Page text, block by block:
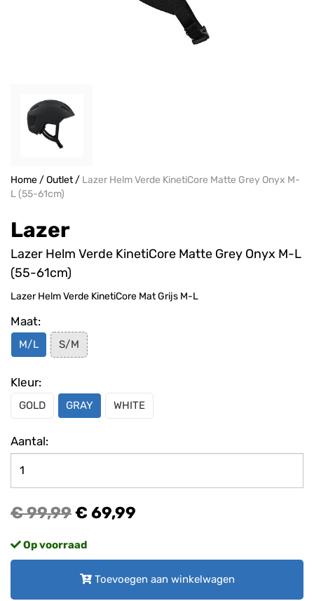
Home/Outlet/ Lazer Helm Verde KinetiCore Matte Grey Onyx M-
L (55-61cm)
Lazer
Lazer Helm Verde KinetiCore Matte Grey Onyx M-L
(55-61cm)
Lazer Helm Verde KinetiCore Mat Grijs M-L
Maat:
M/L S/M
Kleur:
GOLD GRAY WHITE
Aantal:
€ 99,99€ 69,99
Op voorraad
Toevoegen aan winkelwagen